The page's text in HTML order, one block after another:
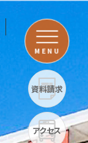
MENU
資料請求
アクセス